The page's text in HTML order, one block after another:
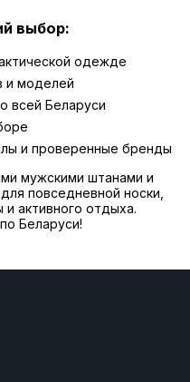
выбор:
одежде
и моделей
всей Беларуси
и проверенные бренды
мужскими штанами и
повседневной носки,
активного отдыха.
Беларуси!